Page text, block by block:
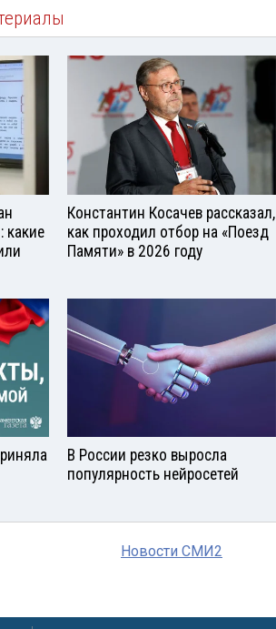
какие
Константин Косачев рассказал,
как проходил отбор на «Поезд
Памяти» в 2026 году
В России резко выросла
популярность нейросетей
Новости СМИ2